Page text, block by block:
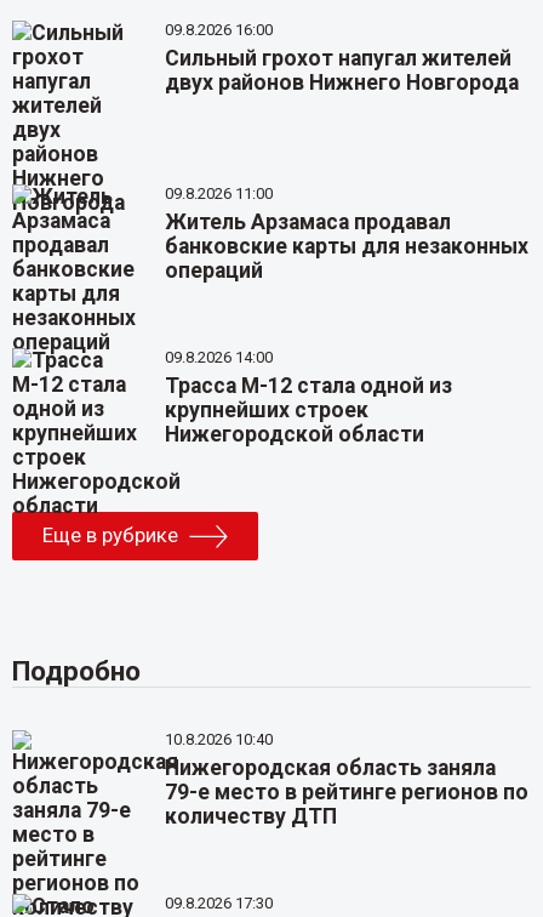
09.8.2026 16:00
Сильный грохот напугал жителей
двух районов Нижнего Новгорода
09.8.2026 11:00
Житель Арзамаса продавал
банковские карты для незаконных
операций
09.8.2026 14:00
Трасса М-12 стала одной из
крупнейших строек
Нижегородской области
Еще в рубрике
Подробно
10.8.2026 10:40
Нижегородская область заняла
79-е место в рейтинге регионов по
количеству ДТП
09.8.2026 17:30